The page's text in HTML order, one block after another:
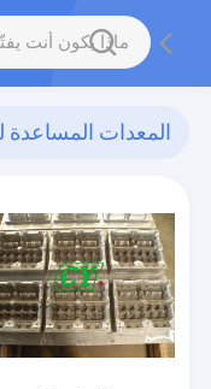
المعدات المساعدة